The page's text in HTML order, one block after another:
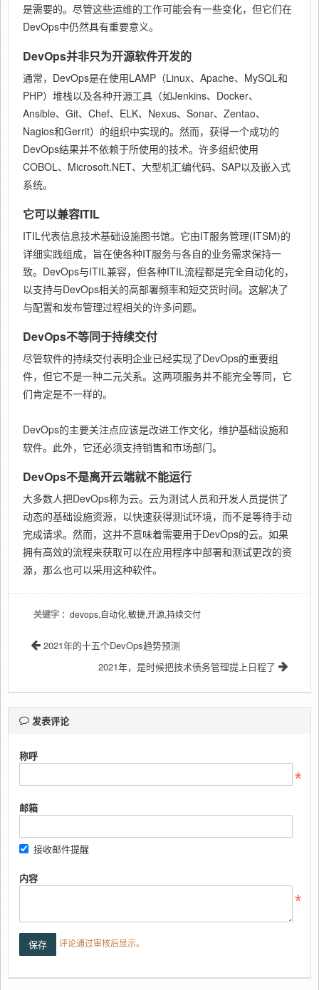
是需要的。尽管这些运维的工作可能会有一些变化，但它们在
DevOps中仍然具有重要意义。
DevOps并非只为开源软件开发的
通常，DevOps是在使用LAMP（Linux、Apache、MySQL和
PHP）堆栈以及各种开源工具（如Jenkins、Docker、
Ansible、Git、Chef、ELK、Nexus、Sonar、Zentao、
Nagios和Gerrit）的组织中实现的。然而，获得一个成功的
DevOps结果并不依赖于所使用的技术。许多组织使用
COBOL、Microsoft.NET、大型机汇编代码、SAP以及嵌入式
系统。
它可以兼容ITIL
ITIL代表信息技术基础设施图书馆。它由IT服务管理(ITSM)的
详细实践组成，旨在使各种IT服务与各自的业务需求保持一
致。DevOps与ITIL兼容，但各种ITIL流程都是完全自动化的，
以支持与DevOps相关的高部署频率和短交货时间。这解决了
与配置和发布管理过程相关的许多问题。
DevOps不等同于持续交付
尽管软件的持续交付表明企业已经实现了DevOps的重要组
件，但它不是一种二元关系。这两项服务并不能完全等同，它
们肯定是不一样的。
DevOps的主要关注点应该是改进工作文化，维护基础设施和
软件。此外，它还必须支持销售和市场部门。
DevOps不是离开云端就不能运行
大多数人把DevOps称为云。云为测试人员和开发人员提供了
动态的基础设施资源，以快速获得测试环境，而不是等待手动
完成请求。然而，这并不意味着需要用于DevOps的云。如果
拥有高效的流程来获取可以在应用程序中部署和测试更改的资
源，那么也可以采用这种软件。
关键字 ：devops,自动化,敏捷,开源,持续交付
2021年的十五个DevOps趋势预测
2021年，是时候把技术债务管理提上日程了
发表评论
称呼
邮箱
接收邮件提醒
内容
评论通过审核后显示。